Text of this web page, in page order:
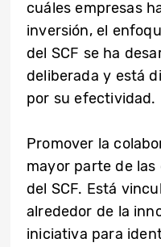
cuáles empresas
inversión, el
del SCF se ha
deliberada y está
por su efectividad.
Promover la
mayor parte de las
del SCF. Está
alrededor de la
iniciativa para